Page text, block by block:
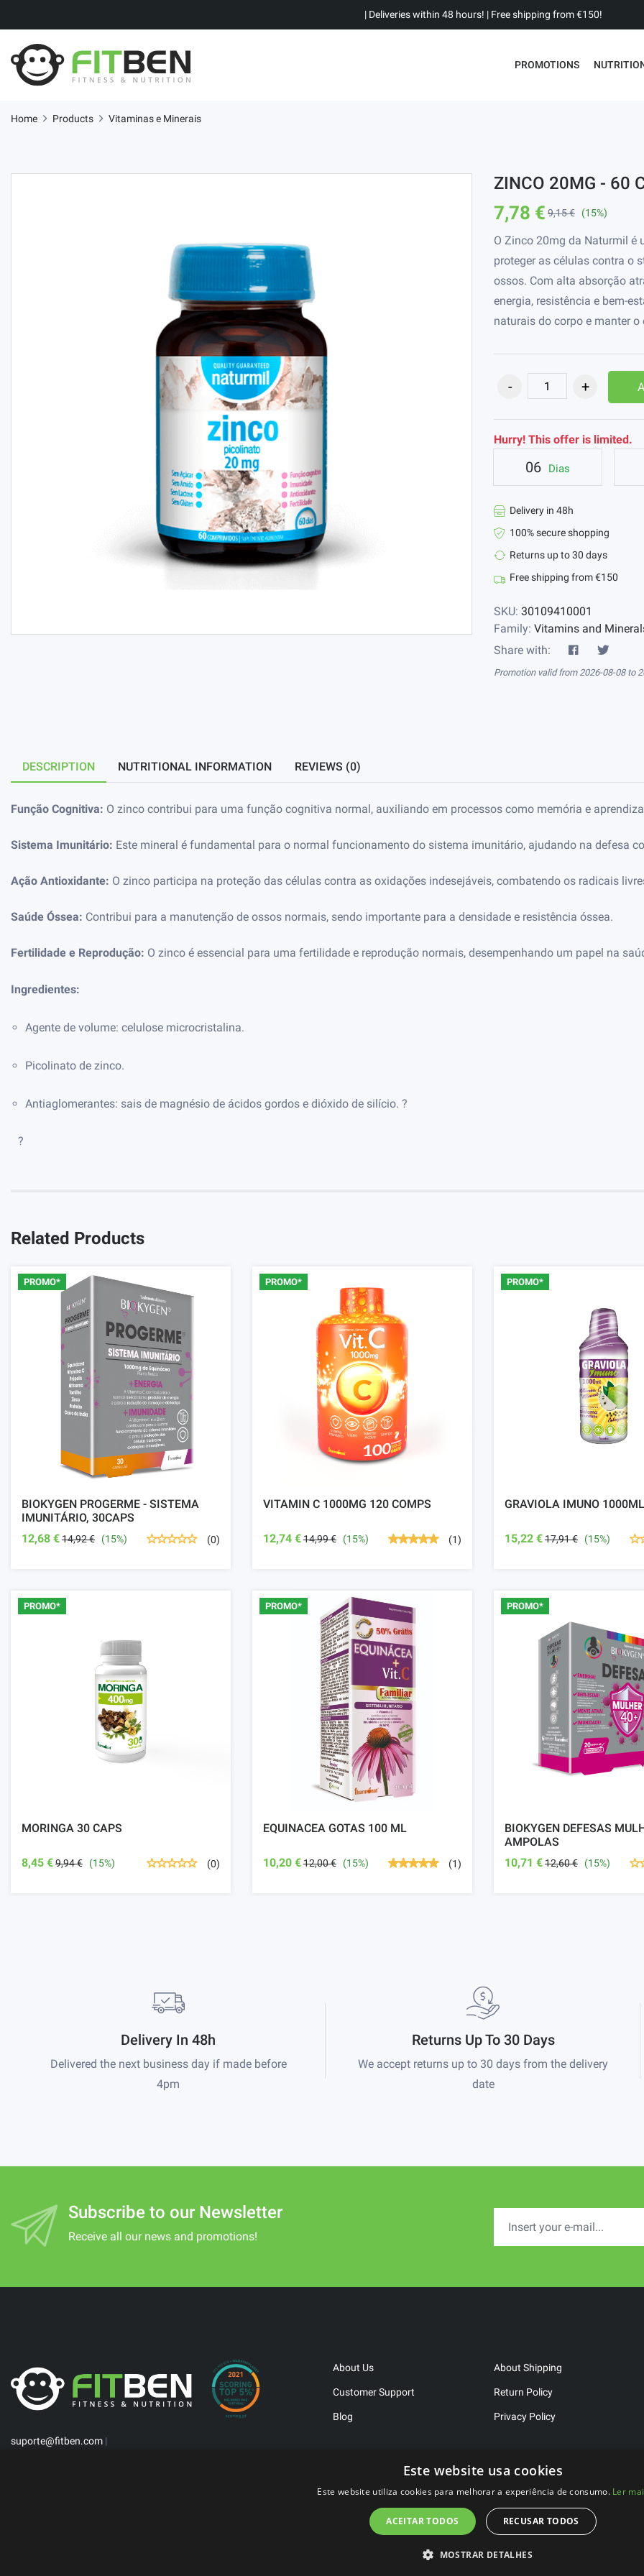
| Deliveries within 48 hours! | Free shipping from €150!
PROMOTIONS
Home Products Vitaminas e Minerais
ZINCO 20MG - 60
7,78 € 9,15 € (15%)
O Zinco 20mg da Naturmil é
proteger as células contra o
ossos. Com alta absorção
energia, resistência e bem-
naturais do corpo e manter
Hurry! This offer is limited.
06 Dias
Delivery in 48h
100% secure shopping
Returns up to 30 days
Free shipping from €150
SKU: 30109410001
Family: Vitamins and
Share with:
Promotion valid from 2026-08-08 to
DESCRIPTION NUTRITIONAL INFORMATION REVIEWS (0)
Função Cognitiva: O zinco contribui para uma função cognitiva normal, auxiliando em processos como memória e
Sistema Imunitário: Este mineral é fundamental para o normal funcionamento do sistema imunitário, ajudando na defesa
Ação Antioxidante: O zinco participa na proteção das células contra as oxidações indesejáveis, combatendo os radicais
Saúde Óssea: Contribui para a manutenção de ossos normais, sendo importante para a densidade e resistência óssea.
Fertilidade e Reprodução: O zinco é essencial para uma fertilidade e reprodução normais, desempenhando um papel na
Ingredientes:
Agente de volume: celulose microcristalina.
Picolinato de zinco.
Antiaglomerantes: sais de magnésio de ácidos gordos e dióxido de silício. ?
?
Related Products
PROMO*
BIOKYGEN PROGERME - SISTEMA
IMUNITÁRIO, 30CAPS
12,68 €14,92 € (15%) (0)
PROMO*
VITAMIN C 1000MG 120 COMPS
12,74 €14,99 € (15%) (1)
PROMO*
GRAVIOLA IMUNO 1000ML
15,22 €17,91 € (15%)
PROMO*
MORINGA 30 CAPS
8,45 €9,94 € (15%) (0)
PROMO*
EQUINACEA GOTAS 100 ML
10,20 €12,00 € (15%) (1)
PROMO*
BIOKYGEN DEFESAS
AMPOLAS
10,71 €12,60 € (15%)
Delivery In 48h
Delivered the next business day if made before
4pm
Returns Up To 30 Days
We accept returns up to 30 days from the delivery
date
Subscribe to our Newsletter
Receive all our news and promotions!
suporte@fitben.com |
About Us
Customer Support
Blog
About Shipping
Return Policy
Privacy Policy
2023 ©FitBen . All rights reserved.
Developed byWeLove Studio
Este website usa cookies
Este website utiliza cookies para melhorar a experiência de consumo. Ler
ACEITAR TODOS RECUSAR TODOS
MOSTRAR DETALHES